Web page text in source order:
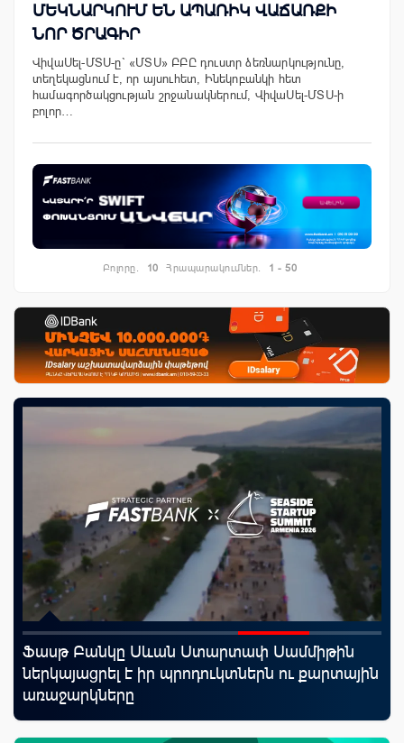
ՄԵԿՆԱՐԿՈՒՄ ԵՆ ԱՊԱՌԻԿ ՎԱՃԱՌՔԻ
ՆՈՐ ԾՐԱԳԻՐ
ՎիվաՍել-ՄՏՍ-ը` «ՄՏՍ» ԲԲԸ դուստր ձեռնարկությունը,
տեղեկացնում է, որ այսուհետ, Ինեկոբանկի հետ
համագործակցության շրջանակներում, ՎիվաՍել-ՄՏՍ-ի
բոլոր…
Բոլորը. 10 Հրապարակումներ. 1 - 50
Ֆասթ Բանկը Սևան Ստարտափ Սամմիթին
ներկայացրել է իր պրոդուկտներն ու քարտային
առաջարկները